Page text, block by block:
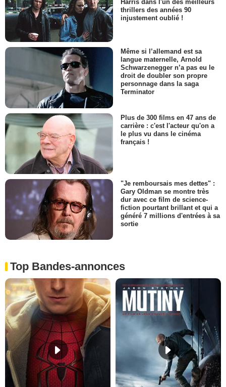
Harris dans l'un des meilleurs
thrillers des années 90
injustement oublié !
Même si l’allemand est sa
langue maternelle, Arnold
Schwarzenegger n’a pas eu le
droit de doubler son propre
personnage dans la saga
Terminator
Plus de 300 films en 47 ans de
carrière : c'est l'acteur qu'on a
le plus vu dans le cinéma
français !
"Je remboursais mes dettes" :
Gary Oldman se montre très
dur avec ce film de science-
fiction pourtant brillant et qui a
généré 7 millions d'entrées à sa
sortie
Top Bandes-annonces